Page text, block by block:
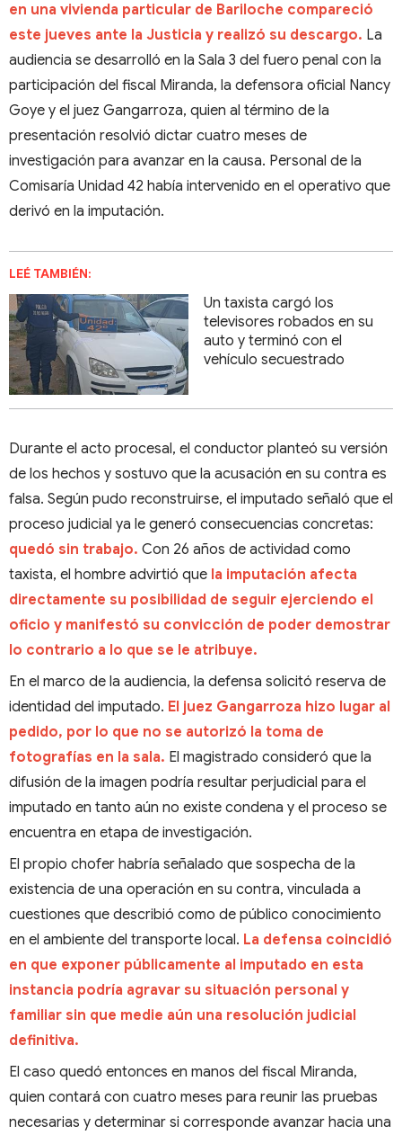
en una vivienda particular de Bariloche compareció
este jueves ante la Justicia y realizó su descargo. La
audiencia se desarrolló en la Sala 3 del fuero penal con la
participación del fiscal Miranda, la defensora oficial Nancy
Goye y el juez Gangarroza, quien al término de la
presentación resolvió dictar cuatro meses de
investigación para avanzar en la causa. Personal de la
Comisaría Unidad 42 había intervenido en el operativo que
derivó en la imputación.
LEÉ TAMBIÉN:
Un taxista cargó los
televisores robados en su
auto y terminó con el
vehículo secuestrado
Durante el acto procesal, el conductor planteó su versión
de los hechos y sostuvo que la acusación en su contra es
falsa. Según pudo reconstruirse, el imputado señaló que el
proceso judicial ya le generó consecuencias concretas:
quedó sin trabajo. Con 26 años de actividad como
taxista, el hombre advirtió que la imputación afecta
directamente su posibilidad de seguir ejerciendo el
oficio y manifestó su convicción de poder demostrar
lo contrario a lo que se le atribuye.
En el marco de la audiencia, la defensa solicitó reserva de
identidad del imputado. El juez Gangarroza hizo lugar al
pedido, por lo que no se autorizó la toma de
fotografías en la sala. El magistrado consideró que la
difusión de la imagen podría resultar perjudicial para el
imputado en tanto aún no existe condena y el proceso se
encuentra en etapa de investigación.
El propio chofer habría señalado que sospecha de la
existencia de una operación en su contra, vinculada a
cuestiones que describió como de público conocimiento
en el ambiente del transporte local. La defensa coincidió
en que exponer públicamente al imputado en esta
instancia podría agravar su situación personal y
familiar sin que medie aún una resolución judicial
definitiva.
El caso quedó entonces en manos del fiscal Miranda,
quien contará con cuatro meses para reunir las pruebas
necesarias y determinar si corresponde avanzar hacia una